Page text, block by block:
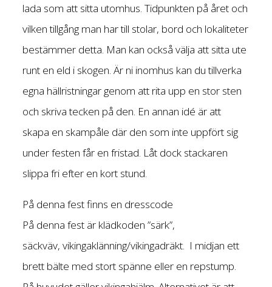
lada som att sitta utomhus. Tidpunkten på året och
vilken tillgång man har till stolar, bord och lokaliteter
bestämmer detta. Man kan också välja att sitta ute
runt en eld i skogen. Är ni inomhus kan du tillverka
egna hällristningar genom att rita upp en stor sten
och skriva tecken på den. En annan idé är att
skapa en skampåle där den som inte uppfört sig
under festen får en fristad. Låt dock stackaren
slippa fri efter en kort stund.
På denna fest finns en dresscode
På denna fest är klädkoden ”särk”,
säckväv, vikingaklänning/vikingadräkt. I midjan ett
brett bälte med stort spänne eller en repstump.